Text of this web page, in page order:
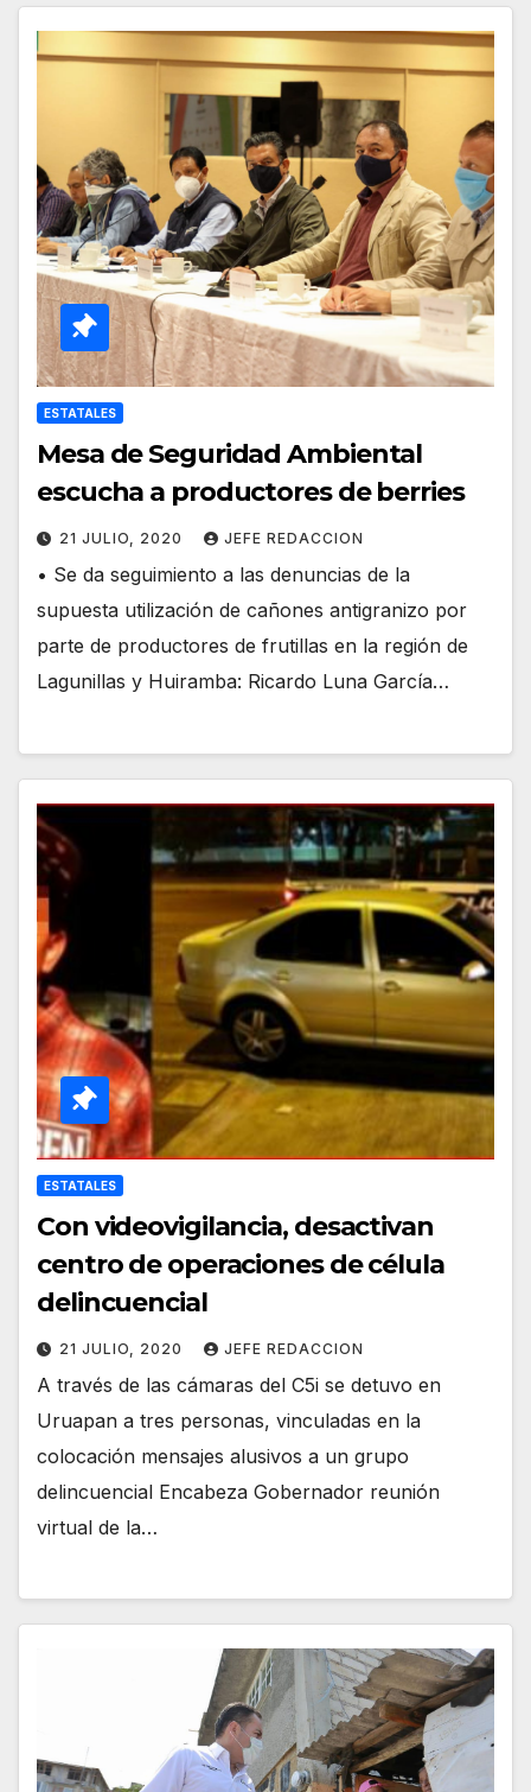
ESTATALES
Mesa de Seguridad Ambiental
escucha a productores de berries
21 JULIO, 2020 JEFE REDACCION
• Se da seguimiento a las denuncias de la
supuesta utilización de cañones antigranizo por
parte de productores de frutillas en la región de
Lagunillas y Huiramba: Ricardo Luna García…
ESTATALES
Con videovigilancia, desactivan
centro de operaciones de célula
delincuencial
21 JULIO, 2020 JEFE REDACCION
A través de las cámaras del C5i se detuvo en
Uruapan a tres personas, vinculadas en la
colocación mensajes alusivos a un grupo
delincuencial Encabeza Gobernador reunión
virtual de la…